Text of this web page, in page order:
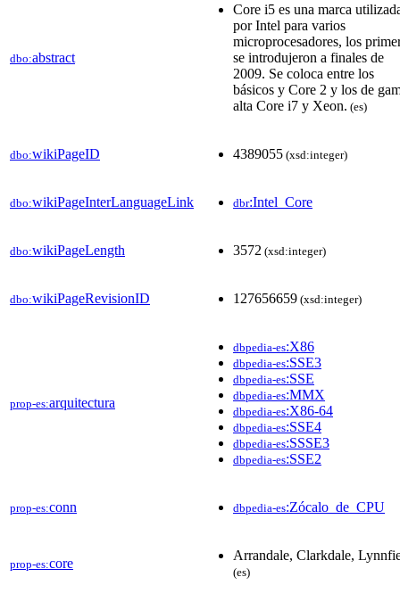
dbo:abstract
Core i5 es una marca
por Intel para varios
microprocesadores, los
se introdujeron a finales de
2009. Se coloca entre los
básicos y Core 2 y los de
alta Core i7 y Xeon. (es)
dbo:wikiPageID 4389055 (xsd:integer)
dbo:wikiPageInterLanguageLink dbr:Intel_Core
dbo:wikiPageLength 3572 (xsd:integer)
dbo:wikiPageRevisionID 127656659 (xsd:integer)
prop-es:arquitectura
dbpedia-es:X86
dbpedia-es:SSE3
dbpedia-es:SSE
dbpedia-es:MMX
dbpedia-es:X86-64
dbpedia-es:SSE4
dbpedia-es:SSSE3
dbpedia-es:SSE2
prop-es:conn dbpedia-es:Zócalo_de_CPU
prop-es:core
Arrandale, Clarkdale,
(es)